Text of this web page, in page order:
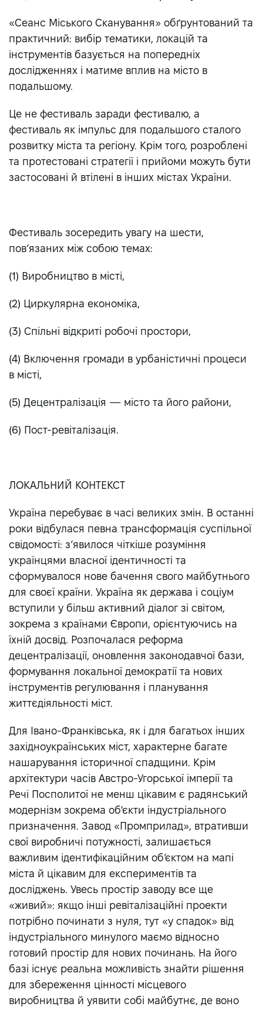
«Сеанс Міського Сканування» обґрунтований та
практичний: вибір тематики, локацій та
інструментів базується на попередніх
дослідженнях і матиме вплив на місто в
подальшому.
Це не фестиваль заради фестивалю, а
фестиваль як імпульс для подальшого сталого
розвитку міста та регіону. Крім того, розроблені
та протестовані стратегії і прийоми можуть бути
застосовані й втілені в інших містах України.
Фестиваль зосередить увагу на шести,
пов’язаних між собою темах:
​(1) Виробництво в місті,
(2) Циркулярна економіка,
(3) Спільні відкриті робочі простори,
(4) Включення громади в урбаністичні процеси
в місті,
(5) Децентралізація — місто та його райони,
(6) Пост-ревіталізація.
ЛОКАЛЬНИЙ КОНТЕКСТ
Україна перебуває в часі великих змін. В останні
роки відбулася певна трансформація суспільної
свідомості: з’явилося чіткіше розуміння
українцями власної ідентичності та
сформувалося нове бачення свого майбутнього
для своєї країни. Україна як держава і соціум
вступили у більш активний діалог зі світом,
зокрема з країнами Європи, орієнтуючись на
їхній досвід. Розпочалася реформа
децентралізації, оновлення законодавчої бази,
формування локальної демократії та нових
інструментів регулювання і планування
життєдіяльності міст.
Для Івано-Франківська, як і для багатьох інших
західноукраїнських міст, характерне багате
нашарування історичної спадщини. Крім
архітектури часів Австро-Угорської імперії та
Речі Посполитої не менш цікавим є радянський
модернізм зокрема об'єкти індустріального
призначення. Завод «Промприлад», втративши
свої виробничі потужності, залишається
важливим ідентифікаційним об’єктом на мапі
міста й цікавим для експериментів та
досліджень. Увесь простір заводу все ще
«живий»: якщо інші ревіталізаційні проекти
потрібно починати з нуля, тут «у спадок» від
індустріального минулого маємо відносно
готовий простір для нових починань. На його
базі існує реальна можливість знайти рішення
для збереження цінності місцевого
виробництва й уявити собі майбутнє, де воно